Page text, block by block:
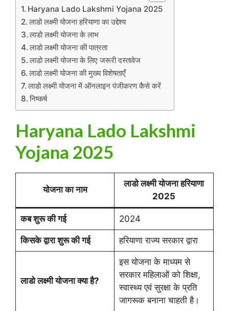
Haryana Lado Lakshmi Yojana 2025
लाडो लक्ष्मी योजना हरियाणा का उद्देश्य
लाडो लक्ष्मी योजना के लाभ
लाडो लक्ष्मी योजना की पात्रता
लाडो लक्ष्मी योजना के लिए जरूरी दस्तावेज
लाडो लक्ष्मी योजना की मुख्य विशेषताएँ
लाडो लक्ष्मी योजना में ऑनलाइन पंजीकरण कैसे करें
निष्कर्ष
Haryana Lado Lakshmi
Yojana 2025
योजना का नाम
लाडो लक्ष्मी योजना हरियाणा
2025
कब शुरू की गई 2024
किसके द्वारा शुरू की गई हरियाणा राज्य सरकार द्वारा
लाडो लक्ष्मी योजना क्या है?
इस योजना के माध्यम से
सरकार महिलाओं को शिक्षा,
स्वास्थ्य एवं सुरक्षा के प्रति
जागरूक बनाना चाहती है।